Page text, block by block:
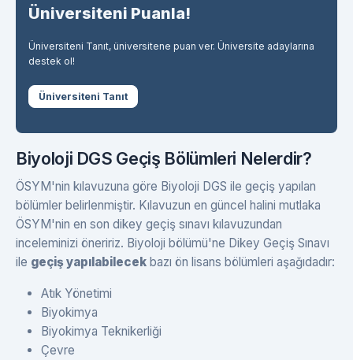
Üniversiteni Puanla!
Üniversiteni Tanıt, üniversitene puan ver. Üniversite adaylarına
destek ol!
Üniversiteni Tanıt
Biyoloji DGS Geçiş Bölümleri Nelerdir?
ÖSYM'nin kılavuzuna göre Biyoloji DGS ile geçiş yapılan
bölümler belirlenmiştir. Kılavuzun en güncel halini mutlaka
ÖSYM'nin en son dikey geçiş sınavı kılavuzundan
inceleminizi öneririz. Biyoloji bölümü'ne Dikey Geçiş Sınavı
ile geçiş yapılabilecek bazı ön lisans bölümleri aşağıdadır:
Atık Yönetimi
Biyokimya
Biyokimya Teknikerliği
Çevre